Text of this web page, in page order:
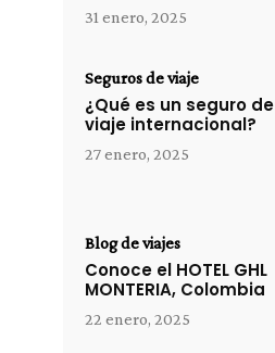
31 enero, 2025
Seguros de viaje
¿Qué es un seguro de
viaje internacional?
27 enero, 2025
Blog de viajes
Conoce el HOTEL GHL
MONTERIA, Colombia
22 enero, 2025